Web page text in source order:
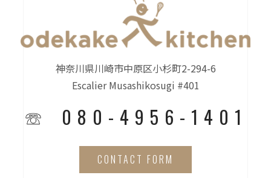
神奈川県川崎市中原区小杉町2-294-6
Escalier Musashikosugi #401
☏ 080-4956-1401
CONTACT FORM